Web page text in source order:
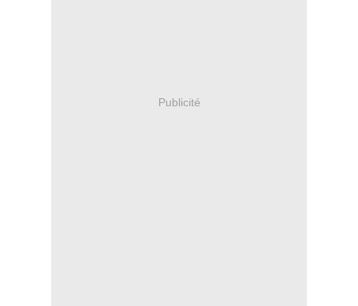
Publicité